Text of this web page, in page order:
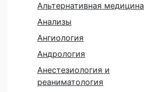
Альтернативная медицина
Анализы
Ангиология
Андрология
Анестезиология и
реаниматология